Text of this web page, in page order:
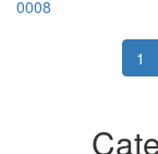
1